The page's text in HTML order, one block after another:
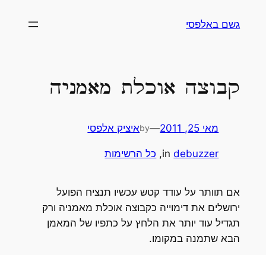
לתוכןגשם באלפסי
קבוצה אוכלת מאמניה
מאי 25, 2011 —
byאיציק אלפסי
indebuzzer
, כל הרשימות
אם תוותר על עודד קטש עכשיו תנציח הפועל
ירושלים את דימוייה כקבוצה אוכלת מאמניה ורק
תגדיל עוד יותר את הלחץ על כתפיו של המאמן
הבא שתמנה במקומו.